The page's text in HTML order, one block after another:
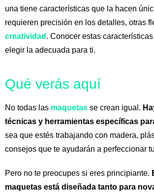
una tiene características que la hacen
requieren precisión en los detalles, otras
creatividad . Conocer estas
elegir la adecuada para ti.
Qué verás aquí
No todas las maquetas se crean igual.
técnicas y herramientas específicas
sea que estés trabajando con madera,
consejos que te ayudarán a perfeccionar
Pero no te preocupes si eres principiante.
maquetas está diseñada tanto para